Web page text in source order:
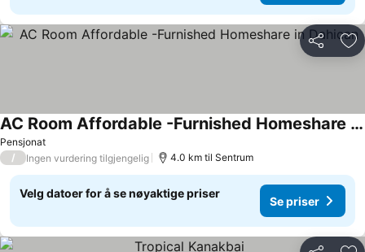
Del
Pensjonat
AC Room Affordable -Furnished Homeshare in Dahican
Se priser
/ Ingen vurdering tilgjengelig 4.0 km til Sentrum
Velg datoer for å se nøyaktige priser
Se priser